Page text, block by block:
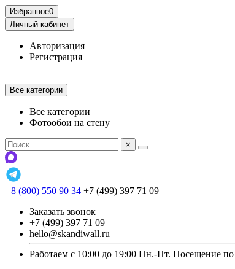
Избранное0
Личный кабинет
Авторизация
Регистрация
Все категории
Все категории
Фотообои на стену
×
8 (800) 550 90 34 +7 (499) 397 71 09
Заказать звонок
+7 (499) 397 71 09
hello@skandiwall.ru
Работаем с 10:00 до 19:00 Пн.-Пт. Посещение по